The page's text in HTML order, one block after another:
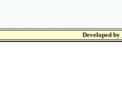
Developed by